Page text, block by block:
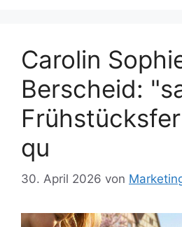
Carolin
Berscheid:
qu
30. April 2026 von